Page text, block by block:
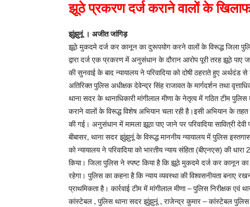
झूठे प्रकरण दर्ज कराने वालों के
झुंझुनूं । अजीत जांगिड़
झूठे मुकदमे दर्ज कर कानून का दुरूपयोग करने वालों के विरूद्ध जिला
द्वारा दर्ज एक प्रकरण में अनुसंधान के दौरान आरोप पूरी तरह झूठे पाए
की सुनवाई के बाद न्यायालय ने परिवादिया को दोषी ठहराते हुए
अतिरिक्त पुलिस अधीक्षक देवेन्द्र सिंह राजावत के मार्गदर्शन तथा
थाना सदर के थानाधिकारी मांगीलाल मीणा के नेतृत्व में गठित टीम
कराने वालों के विरूद्ध विशेष अभियान चला रही है।इसी अभियान के
की गई। अनुसंधान में मामला झूठा पाए जाने पर परिवादिया सावित्री देवी
बीबासर, थाना सदर झुंझुनूं के विरूद्ध माननीय न्यायालय में पुलिस
को न्यायालय ने परिवादिया को भारतीय न्याय संहिता (बीएनएस) की
किया। जिला पुलिस ने स्पष्ट किया है कि झूठे मुकदमे दर्ज कर कानून
रहेगा। पुलिस का कहना है कि न्याय व्यवस्था की विश्वसनीयता बनाए
प्राथमिकता है। कार्रवाई टीम में मांगीलाल मीणा – पुलिस निरीक्षक
कांस्टेबल , पुलिस थाना सदर झुंझुनूं , राजेन्द्र कुमार – कांस्टेबल